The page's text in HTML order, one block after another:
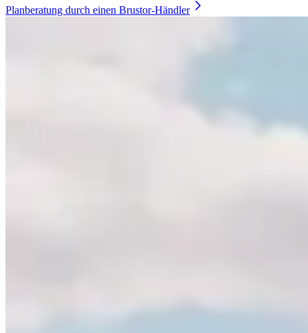
Planberatung durch einen Brustor-Händler